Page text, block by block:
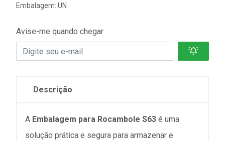
Embalagem: UN
Avise-me quando chegar
Descrição
A Embalagem para Rocambole S63 é uma
solução prática e segura para armazenar e